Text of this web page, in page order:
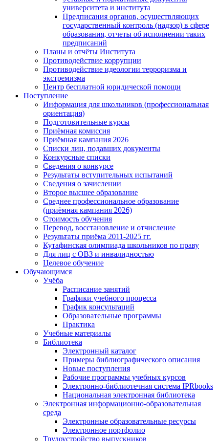
университета и института
Предписания органов, осуществляющих
государственный контроль (надзор) в сфере
образования, отчеты об исполнении таких
предписаний
Планы и отчёты Института
Противодействие коррупции
Противодействие идеологии терроризма и
экстремизма
Центр бесплатной юридической помощи
Поступление
Информация для школьников (профессиональная
ориентация)
Подготовительные курсы
Приёмная комиссия
Приёмная кампания 2026
Списки лиц, подавших документы
Конкурсные списки
Сведения о конкурсе
Результаты вступительных испытаний
Сведения о зачислении
Второе высшее образование
Среднее профессиональное образование
(приёмная кампания 2026)
Стоимость обучения
Перевод, восстановление и отчисление
Результаты приёма 2011-2025 гг.
Кутафинская олимпиада школьников по праву
Для лиц с ОВЗ и инвалидностью
Целевое обучение
Обучающимся
Учёба
Расписание занятий
Графики учебного процесса
График консультаций
Образовательные программы
Практика
Учебные материалы
Библиотека
Электронный каталог
Примеры библиографического описания
Новые поступления
Рабочие программы учебных курсов
Электронно-библиотечная система IPRbooks
Национальная электронная библиотека
Электронная информационно-образовательная
среда
Электронные образовательные ресурсы
Электронное портфолио
Трудоустройство выпускников